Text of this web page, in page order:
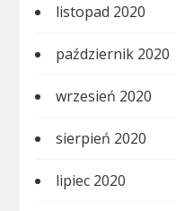
listopad 2020
październik 2020
wrzesień 2020
sierpień 2020
lipiec 2020